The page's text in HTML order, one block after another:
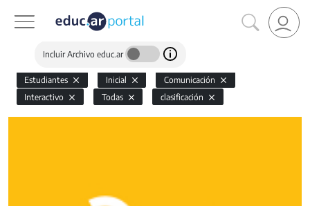
Incluir Archivo educ.ar
Estudiantes Inicial
Comunicación
Interactivo
Todas clasificación